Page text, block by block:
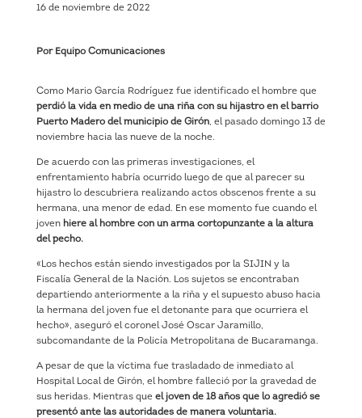
16 de noviembre de 2022
Por Equipo Comunicaciones
Como Mario García Rodríguez fue identificado el hombre que
perdió la vida en medio de una riña con su hijastro en el barrio
Puerto Madero del municipio de Girón, el pasado domingo 13 de
noviembre hacia las nueve de la noche.
De acuerdo con las primeras investigaciones, el
enfrentamiento habría ocurrido luego de que al parecer su
hijastro lo descubriera realizando actos obscenos frente a su
hermana, una menor de edad. En ese momento fue cuando el
joven hiere al hombre con un arma cortopunzante a la altura
del pecho.
«Los hechos están siendo investigados por la SIJIN y la
Fiscalía General de la Nación. Los sujetos se encontraban
departiendo anteriormente a la riña y el supuesto abuso hacia
la hermana del joven fue el detonante para que ocurriera el
hecho», aseguró el coronel José Oscar Jaramillo,
subcomandante de la Policía Metropolitana de Bucaramanga.
A pesar de que la víctima fue trasladado de inmediato al
Hospital Local de Girón, el hombre falleció por la gravedad de
sus heridas. Mientras que el joven de 18 años que lo agredió se
presentó ante las autoridades de manera voluntaria.